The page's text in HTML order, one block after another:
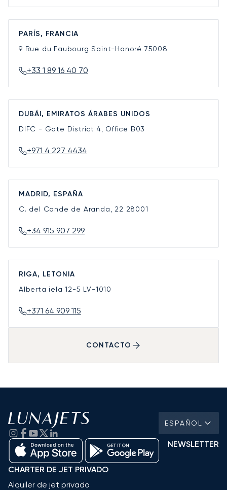
PARÍS, FRANCIA
9 Rue du Faubourg Saint-Honoré 75008
+33 1 89 16 40 70
DUBÁI, EMIRATOS ÁRABES UNIDOS
DIFC - Gate District 4, Office B03
+971 4 227 4434
MADRID, ESPAÑA
C. del Conde de Aranda, 22 28001
+34 915 907 299
RIGA, LETONIA
Alberta iela 12-5 LV-1010
+371 64 909 115
CONTACTO
ESPAÑOL
NEWSLETTER
CHARTER DE JET PRIVADO
Alquiler de jet privado